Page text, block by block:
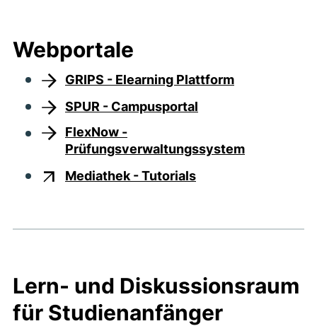
Webportale
GRIPS - Elearning Plattform
SPUR - Campusportal
FlexNow -
Prüfungsverwaltungssystem
Mediathek - Tutorials
Lern- und Diskussionsraum
für Studienanfänger